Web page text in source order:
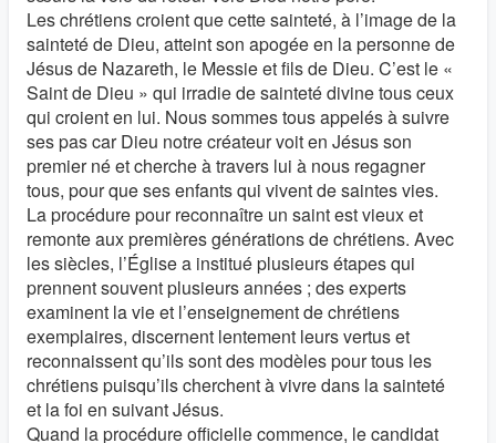
Les chrétiens croient que cette sainteté, à l’image de la
sainteté de Dieu, atteint son apogée en la personne de
Jésus de Nazareth, le Messie et fils de Dieu. C’est le «
Saint de Dieu » qui irradie de sainteté divine tous ceux
qui croient en lui. Nous sommes tous appelés à suivre
ses pas car Dieu notre créateur voit en Jésus son
premier né et cherche à travers lui à nous regagner
tous, pour que ses enfants qui vivent de saintes vies.
La procédure pour reconnaître un saint est vieux et
remonte aux premières générations de chrétiens. Avec
les siècles, l’Église a institué plusieurs étapes qui
prennent souvent plusieurs années ; des experts
examinent la vie et l’enseignement de chrétiens
exemplaires, discernent lentement leurs vertus et
reconnaissent qu’ils sont des modèles pour tous les
chrétiens puisqu’ils cherchent à vivre dans la sainteté
et la foi en suivant Jésus.
Quand la procédure officielle commence, le candidat